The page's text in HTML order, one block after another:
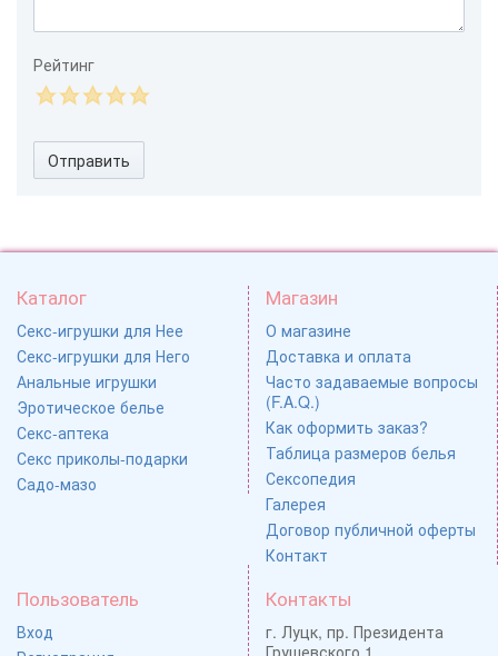
Рейтинг
Отправить
Каталог
Секс-игрушки для Нее
Секс-игрушки для Него
Анальные игрушки
Эротическое белье
Секс-аптека
Секс приколы-подарки
Садо-мазо
Магазин
О магазине
Доставка и оплата
Часто задаваемые вопросы
(F.A.Q.)
Как оформить заказ?
Таблица размеров белья
Сексопедия
Галерея
Договор публичной оферты
Контакт
Пользователь
Вход
Контакты
г. Луцк, пр. Президента
Грушевского 1